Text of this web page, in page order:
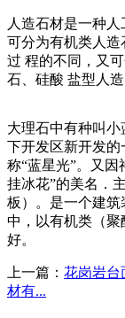
人造石材是一种
可分为有机类人
过 程的不同，又
石、硅酸 盐型人
大理石中有种叫
下开发区新开发的
称“蓝星光”。又因
挂冰花”的美名．
板）。是一个建
中，以有机类（
好。
上一篇： 花岗岩台
材有...